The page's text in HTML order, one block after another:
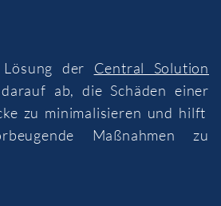
der Central Solution
ab, die Schäden einer
zu minimalisieren und hilft
Maßnahmen zu